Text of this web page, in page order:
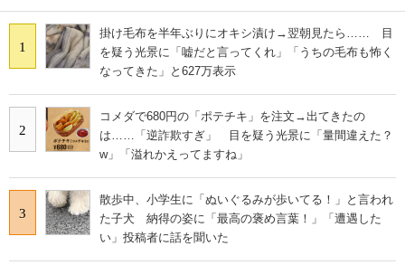
1
掛け毛布を半年ぶりにオキシ漬け→翌朝見たら…… 目
を疑う光景に「嘘だと言ってくれ」「うちの毛布も怖く
なってきた」と627万表示
2
コメダで680円の「ポテチキ」を注文→出てきたの
は……「逆詐欺すぎ」 目を疑う光景に「量間違えた？
w」「溢れかえってますね」
3
散歩中、小学生に「ぬいぐるみが歩いてる！」と言われ
た子犬 納得の姿に「最高の褒め言葉！」「遭遇した
い」投稿者に話を聞いた